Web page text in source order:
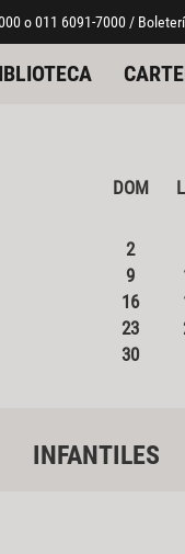
o 011 6091-7000 /
DOM
2
9
16
23
30
INFANTILES